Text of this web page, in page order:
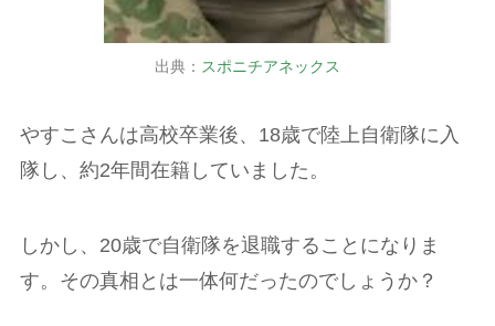
出典： スポニチアネックス
やすこさんは高校卒業後、18歳で陸上自衛隊に入
隊し、約2年間在籍していました。
しかし、20歳で自衛隊を退職することになりま
す。その真相とは一体何だったのでしょうか？